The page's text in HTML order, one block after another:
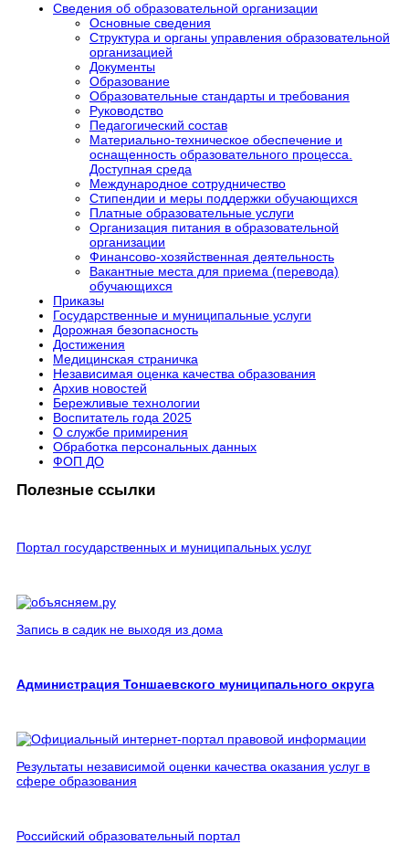
Сведения об образовательной организации
Основные сведения
Структура и органы управления образовательной
организацией
Документы
Образование
Образовательные стандарты и требования
Руководство
Педагогический состав
Материально-техническое обеспечение и
оснащенность образовательного процесса.
Доступная среда
Международное сотрудничество
Стипендии и меры поддержки обучающихся
Платные образовательные услуги
Организация питания в образовательной
организации
Финансово-хозяйственная деятельность
Вакантные места для приема (перевода)
обучающихся
Приказы
Государственные и муниципальные услуги
Дорожная безопасность
Достижения
Медицинская страничка
Независимая оценка качества образования
Архив новостей
Бережливые технологии
Воспитатель года 2025
О службе примирения
Обработка персональных данных
ФОП ДО
Полезные ссылки
Портал государственных и муниципальных услуг
Запись в садик не выходя из дома
Администрация Тоншаевского муниципального округа
Результаты независимой оценки качества оказания услуг в
сфере образования
Российский образовательный портал